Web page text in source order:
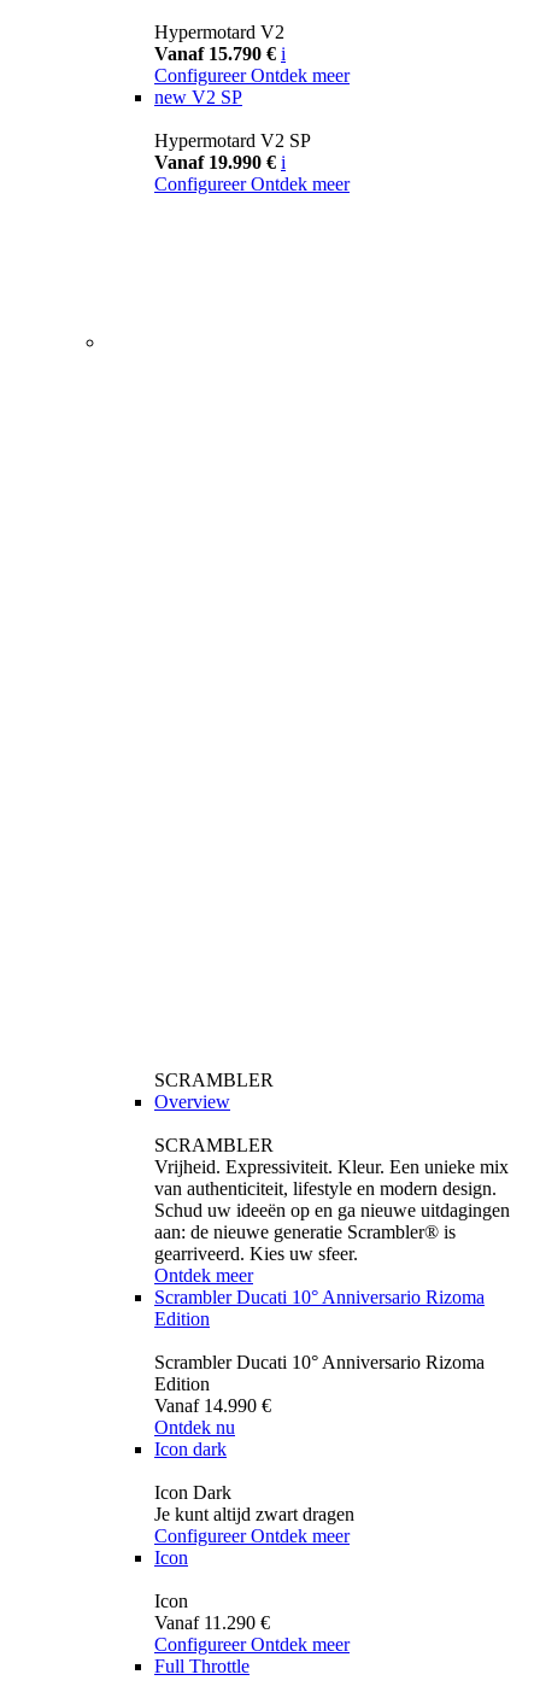
Hypermotard V2
Vanaf 15.790 € i
Configureer Ontdek meer
new V2 SP
Hypermotard V2 SP
Vanaf 19.990 € i
Configureer Ontdek meer
SCRAMBLER
Overview
SCRAMBLER
Vrijheid. Expressiviteit. Kleur. Een unieke mix
van authenticiteit, lifestyle en modern design.
Schud uw ideeën op en ga nieuwe uitdagingen
aan: de nieuwe generatie Scrambler® is
gearriveerd. Kies uw sfeer.
Ontdek meer
Scrambler Ducati 10° Anniversario Rizoma
Edition
Scrambler Ducati 10° Anniversario Rizoma
Edition
Vanaf 14.990 €
Ontdek nu
Icon dark
Icon Dark
Je kunt altijd zwart dragen
Configureer Ontdek meer
Icon
Icon
Vanaf 11.290 €
Configureer Ontdek meer
Full Throttle